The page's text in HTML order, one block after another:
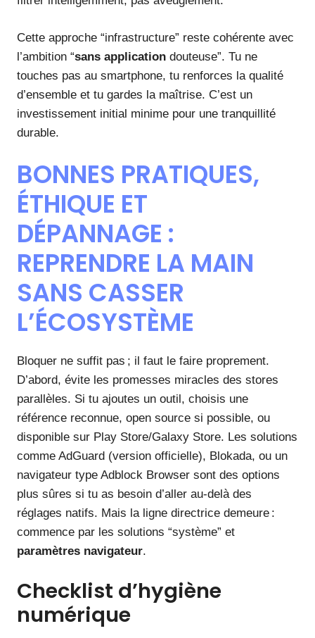
Cette approche “infrastructure” reste cohérente avec
l’ambition “sans application douteuse”. Tu ne
touches pas au smartphone, tu renforces la qualité
d’ensemble et tu gardes la maîtrise. C’est un
investissement initial minime pour une tranquillité
durable.
BONNES PRATIQUES,
ÉTHIQUE ET
DÉPANNAGE :
REPRENDRE LA MAIN
SANS CASSER
L’ÉCOSYSTÈME
Bloquer ne suffit pas ; il faut le faire proprement.
D’abord, évite les promesses miracles des stores
parallèles. Si tu ajoutes un outil, choisis une
référence reconnue, open source si possible, ou
disponible sur Play Store/Galaxy Store. Les solutions
comme AdGuard (version officielle), Blokada, ou un
navigateur type Adblock Browser sont des options
plus sûres si tu as besoin d’aller au-delà des
réglages natifs. Mais la ligne directrice demeure :
commence par les solutions “système” et
paramètres navigateur.
Checklist d’hygiène
numérique